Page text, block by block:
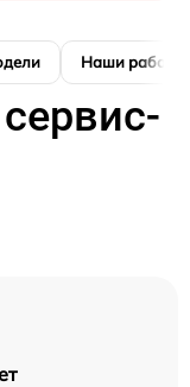
Наши работы